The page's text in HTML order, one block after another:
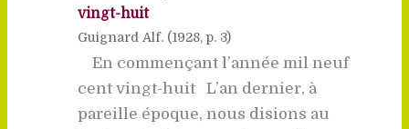
vingt-huit
Guignard Alf. (1928, p. 3)
En commençant l’année mil neuf
cent vingt-huit L’an dernier, à
pareille époque, nous disions au